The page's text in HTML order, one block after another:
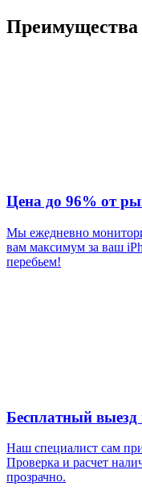
Цена до 96% от
Мы ежедневно
вам максимум за ваш
перебьем!
Бесплатный
Наш специалист сам
Проверка и расчет
прозрачно.